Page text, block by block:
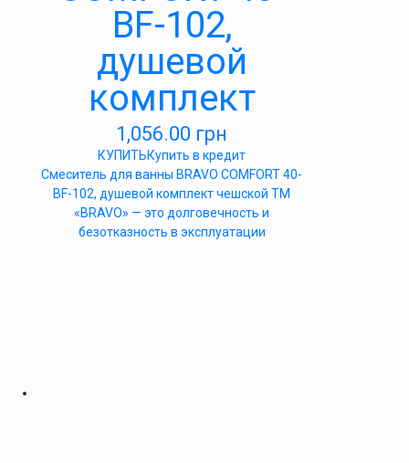
BF-102,
душевой
комплект
1,056.00 грн
КУПИТЬКупить в кредит
Cмеситель для ванны BRAVO COMFORT 40-
BF-102, душевой комплект чешской ТМ
«BRAVO» — это долговечность и
безотказность в эксплуатации